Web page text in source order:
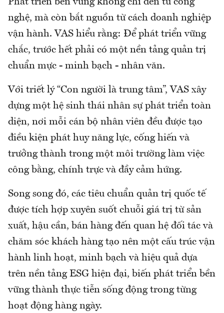
Phát triển bền vững không chỉ đến từ công
nghệ, mà còn bắt nguồn từ cách doanh nghiệp
vận hành. VAS hiểu rằng: Để phát triển vững
chắc, trước hết phải có một nền tảng quản trị
chuẩn mực - minh bạch - nhân văn.
Với triết lý “Con người là trung tâm”, VAS xây
dựng một hệ sinh thái nhân sự phát triển toàn
diện, nơi mỗi cán bộ nhân viên đều được tạo
điều kiện phát huy năng lực, cống hiến và
trưởng thành trong một môi trường làm việc
công bằng, chính trực và đầy cảm hứng.
Song song đó, các tiêu chuẩn quản trị quốc tế
được tích hợp xuyên suốt chuỗi giá trị từ sản
xuất, hậu cần, bán hàng đến quan hệ đối tác và
chăm sóc khách hàng tạo nên một cấu trúc vận
hành linh hoạt, minh bạch và hiệu quả dựa
trên nền tảng ESG hiện đại, biến phát triển bền
vững thành thực tiễn sống động trong từng
hoạt động hàng ngày.